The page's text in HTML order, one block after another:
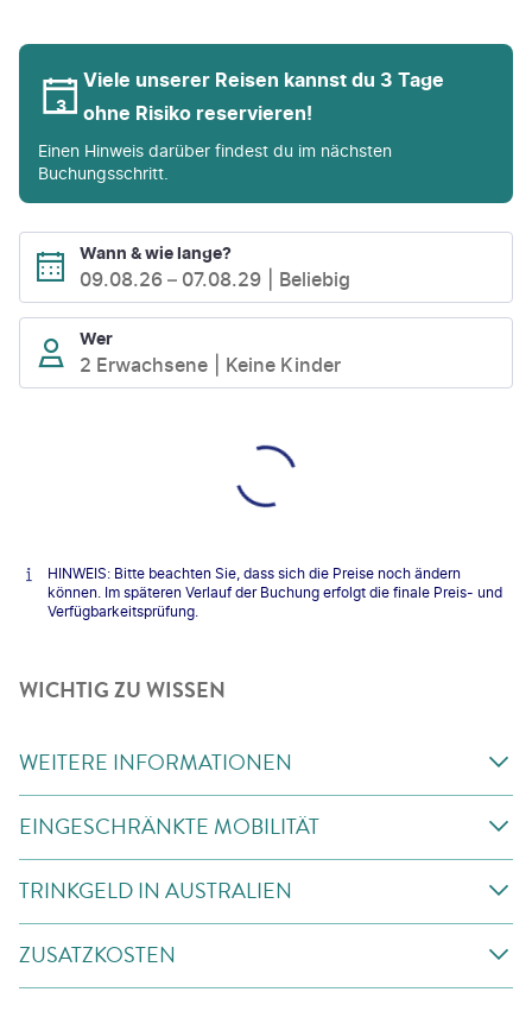
Viele unserer Reisen kannst du 3 Tage
ohne Risiko reservieren!
Einen Hinweis darüber findest du im nächsten
Buchungsschritt.
Wann & wie lange?
09.08.26 – 07.08.29 Beliebig
Wer
2 Erwachsene Keine Kinder
HINWEIS: Bitte beachten Sie, dass sich die Preise noch ändern
können. Im späteren Verlauf der Buchung erfolgt die finale Preis- und
Verfügbarkeitsprüfung.
WICHTIG ZU WISSEN
WEITERE INFORMATIONEN
EINGESCHRÄNKTE MOBILITÄT
TRINKGELD IN AUSTRALIEN
ZUSATZKOSTEN